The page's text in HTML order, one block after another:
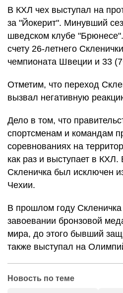
В КХЛ чех выступал на
за "Йокерит". Минувший
шведском клубе
счету 26-летнего
чемпионата Швеции и 33
Отметим, что переход
вызвал негативную
Дело в том, что
спортсменам и командам
соревнованиях на
как раз и выступает в КХЛ.
Скленичка был исключен
Чехии.
В прошлом году Скленичка
завоевании бронзовой
мира, до этого бывший
также выступал на
Новость по теме